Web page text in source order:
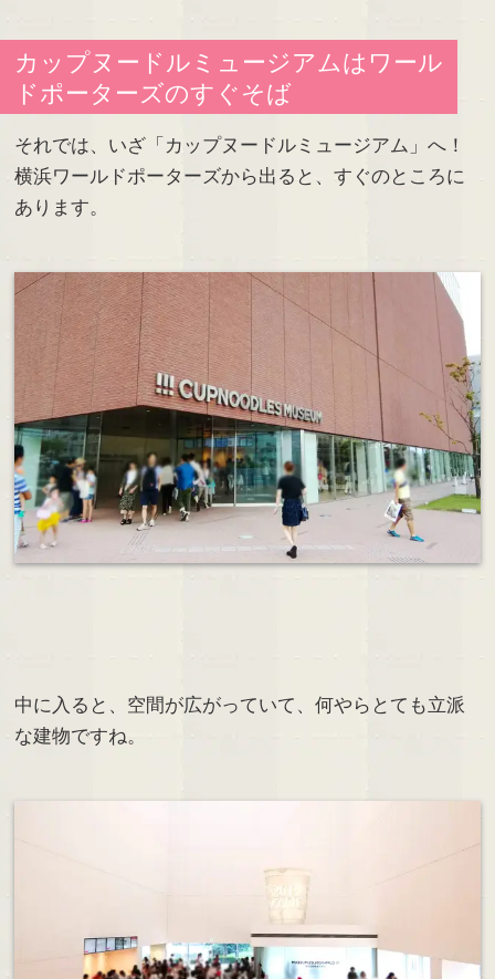
カップヌードルミュージアムはワール
ドポーターズのすぐそば
それでは、いざ「カップヌードルミュージアム」へ！
横浜ワールドポーターズから出ると、すぐのところに
あります。
中に入ると、空間が広がっていて、何やらとても立派
な建物ですね。